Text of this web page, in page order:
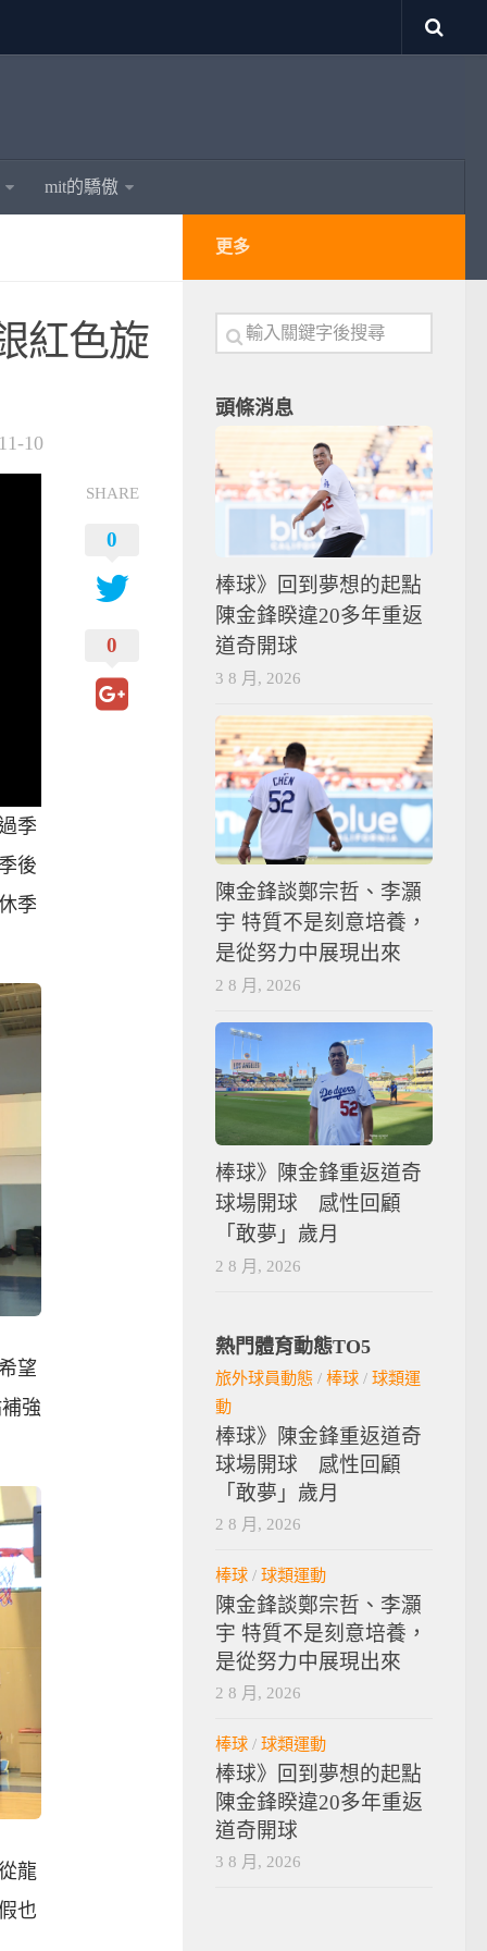
mit的驕傲
紅色旋
10
季
後
季
望
強
龍
也
SHARE
0
0
更多
頭條消息
棒球》回到夢想的起點
陳金鋒睽違20多年重返
道奇開球
3 8 月, 2026
陳金鋒談鄭宗哲、李灝
宇 特質不是刻意培養，
是從努力中展現出來
2 8 月, 2026
棒球》陳金鋒重返道奇
球場開球 感性回顧
「敢夢」歲月
2 8 月, 2026
熱門體育動態TO5
旅外球員動態 / 棒球 / 球類運
動
棒球》陳金鋒重返道奇
球場開球 感性回顧
「敢夢」歲月
2 8 月, 2026
棒球 / 球類運動
陳金鋒談鄭宗哲、李灝
宇 特質不是刻意培養，
是從努力中展現出來
2 8 月, 2026
棒球 / 球類運動
棒球》回到夢想的起點
陳金鋒睽違20多年重返
道奇開球
3 8 月, 2026